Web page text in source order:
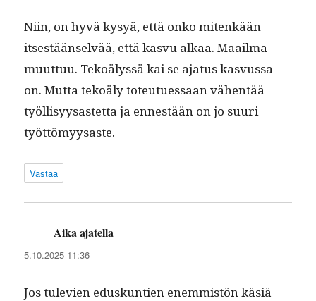
Niin, on hyvä kysyä, että onko mitenkään
itses­tään­selvää, että kasvu alkaa. Maail­ma
muut­tuu. Tekoälyssä kai se aja­tus kasvus­sa
on. Mut­ta tekoä­ly toteutues­saan vähen­tää
työl­lisyysastet­ta ja ennestään on jo suuri
työttömyysaste.
Vastaa
Aika ajatella
5.10.2025 11:36
Jos tule­vien eduskun­tien enem­mistön käsiä